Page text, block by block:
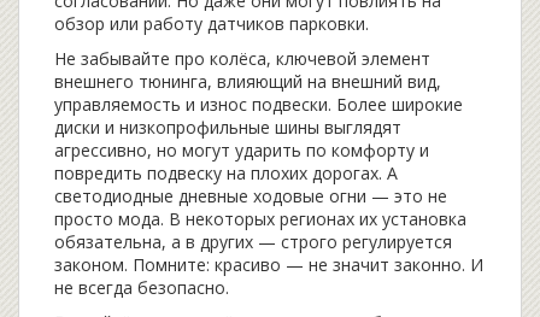
обзор или работу датчиков парковки.
Не забывайте про колёса, ключевой элемент
внешнего тюнинга, влияющий на внешний вид,
управляемость и износ подвески. Более широкие
диски и низкопрофильные шины выглядят
агрессивно, но могут ударить по комфорту и
повредить подвеску на плохих дорогах. А
светодиодные дневные ходовые огни — это не
просто мода. В некоторых регионах их установка
обязательна, а в других — строго регулируется
законом. Помните: красиво — не значит законно. И
не всегда безопасно.